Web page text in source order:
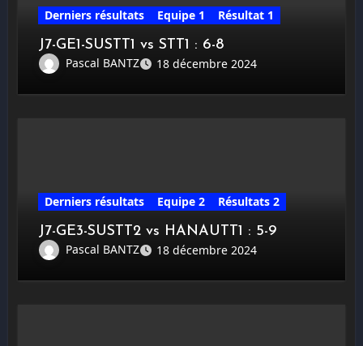
Derniers résultats Equipe 1
Résultat 1
J7-GE1-SUSTT1 vs STT1 : 6-8
Pascal BANTZ
18 décembre 2024
Derniers résultats Equipe 2
Résultats 2
J7-GE3-SUSTT2 vs HANAUTT1 : 5-9
Pascal BANTZ
18 décembre 2024